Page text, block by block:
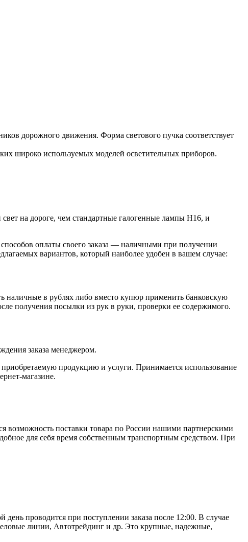
дорожного движения. Форма светового пучка соответствует
широко используемых моделей осветительных приборов.
на дороге, чем стандартные галогенные лампы H16, и
оплаты своего заказа — наличными при получении
вариантов, который наиболее удобен в вашем случае:
наличные в рублях либо вместо купюр применить банковскую
получения посылки из рук в руки, проверки ее содержимого.
заказа менеджером.
продукцию и услуги. Принимается использование
магазине.
возможность поставки товара по России нашими партнерскими
для себя время собственным транспортным средством. При
проводится при поступлении заказа после 12:00. В случае
линии, Автотрейдинг и др. Это крупные, надежные,